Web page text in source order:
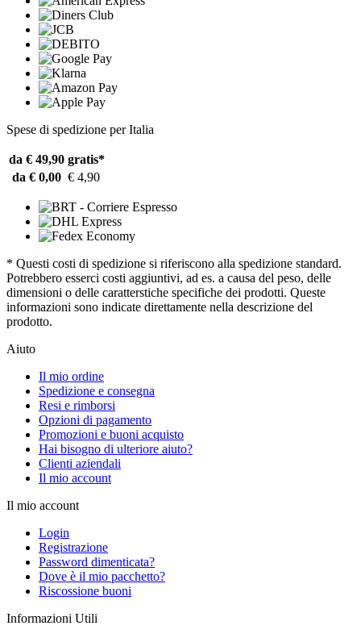
Spese di spedizione per Italia
da € 49,90 gratis*
da € 0,00 € 4,90
* Questi costi di spedizione si riferiscono alla spedizione standard.
Potrebbero esserci costi aggiuntivi, ad es. a causa del peso, delle
dimensioni o delle caratterstiche specifiche dei prodotti. Queste
informazioni sono indicate direttamente nella descrizione del
prodotto.
Aiuto
Il mio ordine
Spedizione e consegna
Resi e rimborsi
Opzioni di pagamento
Promozioni e buoni acquisto
Hai bisogno di ulteriore aiuto?
Clienti aziendali
Il mio account
Il mio account
Login
Registrazione
Password dimenticata?
Dove è il mio pacchetto?
Riscossione buoni
Informazioni Utili